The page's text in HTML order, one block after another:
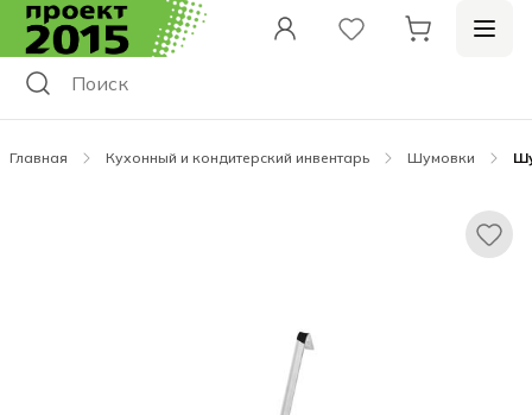
Главная Кухонный и кондитерский инвентарь Шумовки